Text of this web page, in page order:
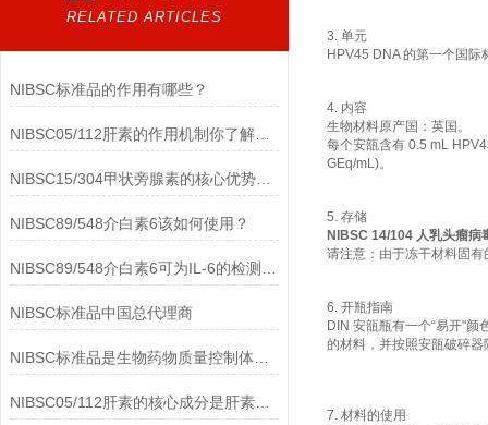
RELATED ARTICLES
NIBSC标准品的作用有哪些？
NIBSC05/112肝素的作用机制你了解多少？
NIBSC15/304甲状旁腺素的核心优势有哪些？
NIBSC89/548介白素6该如何使用？
NIBSC标准品中国总代理商
NIBSC标准品是生物药物质量控制体系中的基础工具
NIBSC05/112肝素的核心成分是肝素钠(Heparin Sodium)
3. 单元
HPV45 DNA 的第一个国
4. 内容
生物材料原产国：英国。
每个安瓿含有 0.5 mL
GEq/mL)。
5. 存储
NIBSC 14/104 人乳头瘤病
请注意：由于冻干材料固
6. 开瓶指南
DIN 安瓿瓶有一个“易开"
的材料，并按照安瓿破碎
7. 材料的使用